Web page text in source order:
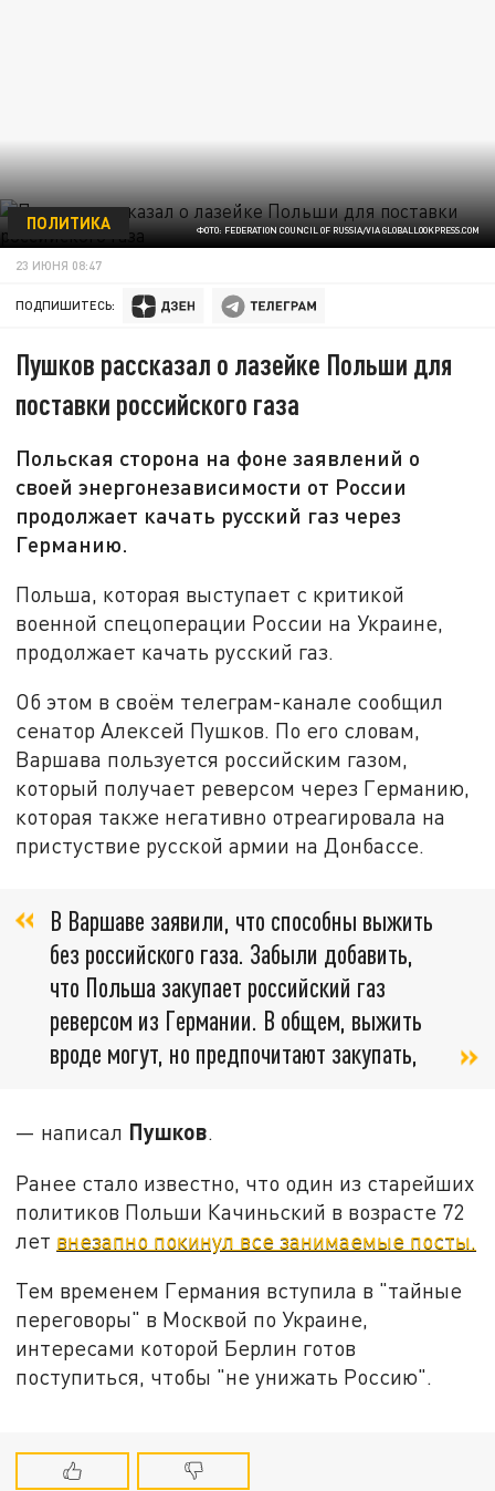
ФОТО: FEDERATION COUNCIL OF RUSSIA/VIA GLOBALLOOKPRESS.COM
ПОЛИТИКА
23 ИЮНЯ 08:47
ПОДПИШИТЕСЬ:
Пушков рассказал о лазейке Польши для
поставки российского газа
Польская сторона на фоне заявлений о
своей энергонезависимости от России
продолжает качать русский газ через
Германию.
Польша, которая выступает с критикой
военной спецоперации России на Украине,
продолжает качать русский газ.
Об этом в своём телеграм-канале сообщил
сенатор Алексей Пушков. По его словам,
Варшава пользуется российским газом,
который получает реверсом через Германию,
которая также негативно отреагировала на
пристуствие русской армии на Донбассе.
В Варшаве заявили, что способны выжить
без российского газа. Забыли добавить,
что Польша закупает российский газ
реверсом из Германии. В общем, выжить
вроде могут, но предпочитают закупать,
— написал Пушков.
Ранее стало известно, что один из старейших
политиков Польши Качиньский в возрасте 72
лет внезапно покинул все занимаемые посты.
Тем временем Германия вступила в "тайные
переговоры" в Москвой по Украине,
интересами которой Берлин готов
поступиться, чтобы "не унижать Россию".